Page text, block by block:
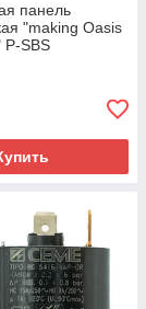
панель
"making Oasis
P-SBS